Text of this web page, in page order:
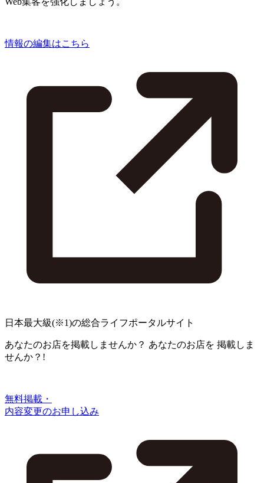
情報の編集はこちら
日本最大級(※1)の総合ライフポータルサイト
あなたのお店を掲載しませんか？ あなたのお店を 掲載しま
せんか？!
無料掲載・
内容変更のお申し込み